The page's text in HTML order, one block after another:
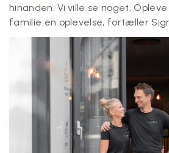
hinanden. Vi ville se noget.
familie en oplevelse, fortæller